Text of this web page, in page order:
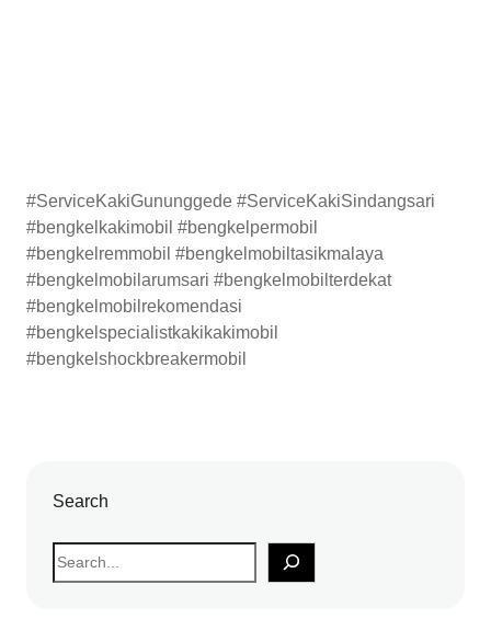
#ServiceKakiGununggede #ServiceKakiSindangsari
#bengkelkakimobil #bengkelpermobil
#bengkelremmobil #bengkelmobiltasikmalaya
#bengkelmobilarumsari #bengkelmobilterdekat
#bengkelmobilrekomendasi
#bengkelspecialistkakikakimobil
#bengkelshockbreakermobil
Search
S
e